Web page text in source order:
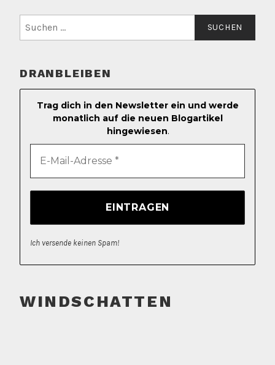
nach:
DRANBLEIBEN
Trag dich in den Newsletter ein und werde
monatlich auf die neuen Blogartikel
hingewiesen.
Ich versende keinen Spam!
WINDSCHATTEN